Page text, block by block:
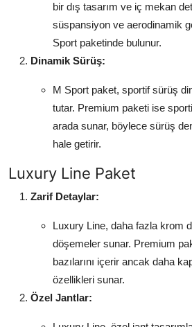
bir dış tasarım ve iç mekan
süspansiyon ve aerodinamik
Sport paketinde bulunur.
Dinamik Sürüş:
M Sport paket, sportif sürüş
tutar. Premium paketi ise
arada sunar, böylece sürüş
hale getirir.
Luxury Line Paket
Zarif Detaylar:
Luxury Line, daha fazla krom
döşemeler sunar. Premium
bazılarını içerir ancak daha
özellikleri sunar.
Özel Jantlar: